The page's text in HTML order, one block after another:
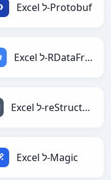
Excel ל-Protobuf
Excel ל-RDataFrame
Excel ל-reStructuredText
Excel ל-Magic